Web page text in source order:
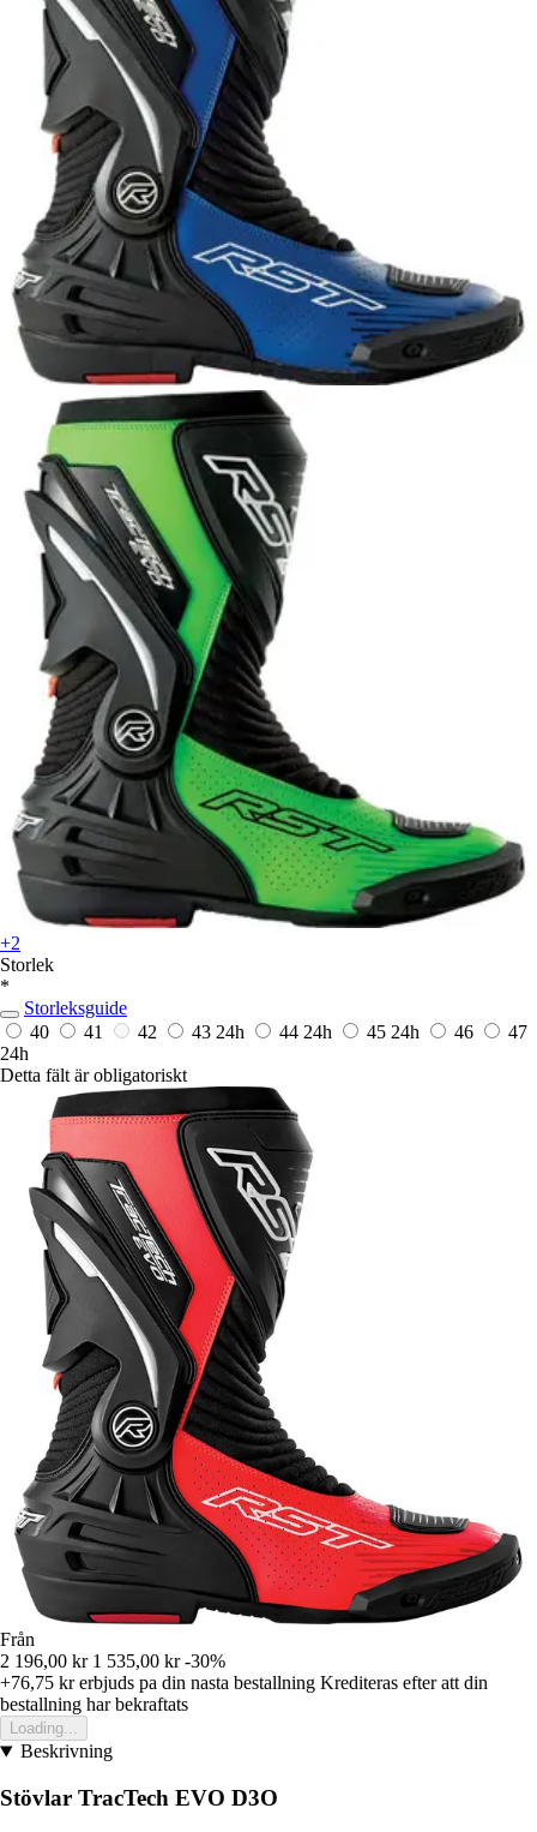
+2
Storlek
*
Storleksguide
40
41 42 43 24h 44 24h 45 24h 46
47
24h
Detta fält är obligatoriskt
Från
2 196,00 kr 1 535,00 kr -30%
+76,75 krerbjuds pa din nasta bestallning Krediteras efter att din
bestallning har bekraftats
Loading...
Beskrivning
Stövlar TracTech EVO D3O